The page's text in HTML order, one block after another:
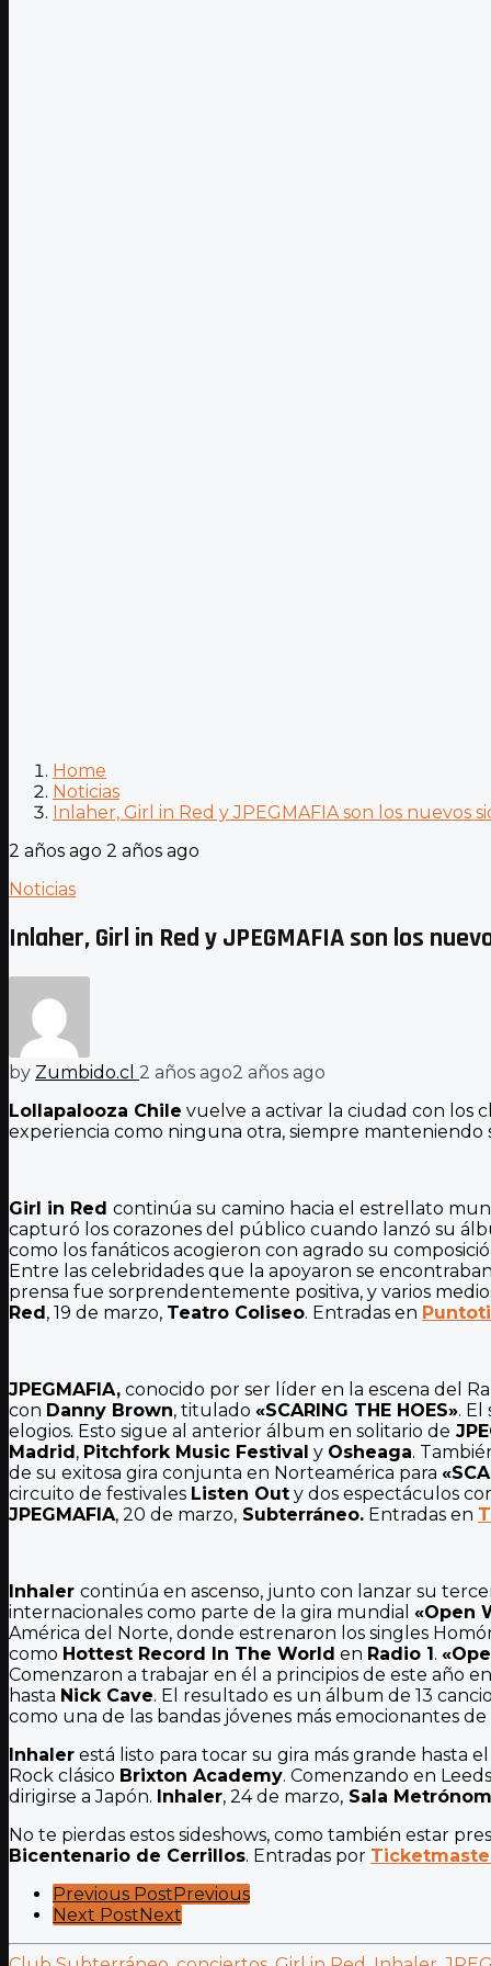
Home
Noticias
Inlaher, Girl in Red y JPEGMAFIA son los
2 años ago 2 años ago
Noticias
Inlaher, Girl in Red y JPEGMAFIA son los
by Zumbido.cl 2 años ago2 años ago
Lollapalooza Chile vuelve a activar la ciudad con los
experiencia como ninguna otra, siempre
Girl in Red continúa su camino hacia el estrellato
capturó los corazones del público cuando lanzó su
como los fanáticos acogieron con agrado su
Entre las celebridades que la apoyaron se
prensa fue sorprendentemente positiva, y varios
Red , 19 de marzo, Teatro Coliseo. Entradas en
JPEGMAFIA, conocido por ser líder en la escena del
con Danny Brown, titulado «SCARING THE HOES».
elogios. Esto sigue al anterior álbum en solitario de
Madrid , Pitchfork Music Festival y Osheaga.
de su exitosa gira conjunta en Norteamérica para
circuito de festivales Listen Out y dos espectáculos
JPEGMAFIA, 20 de marzo, Subterráneo. Entradas en
Inhaler continúa en ascenso, junto con lanzar su
internacionales como parte de la gira mundial «Open
América del Norte, donde estrenaron los singles
como Hottest Record In The World en Radio 1 .
Comenzaron a trabajar en él a principios de este año
hasta Nick Cave. El resultado es un álbum de 13
como una de las bandas jóvenes más emocionantes
Inhaler está listo para tocar su gira más grande
Rock clásico Brixton Academy. Comenzando en
dirigirse a Japón. Inhaler, 24 de marzo, Sala
No te pierdas estos sideshows, como también estar
Bicentenario de Cerrillos. Entradas por
Post
Pagination
Previous Post Previous
Next Post Next